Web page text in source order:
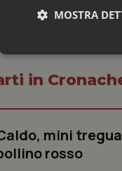
in
mini
rosso
MOSTRA